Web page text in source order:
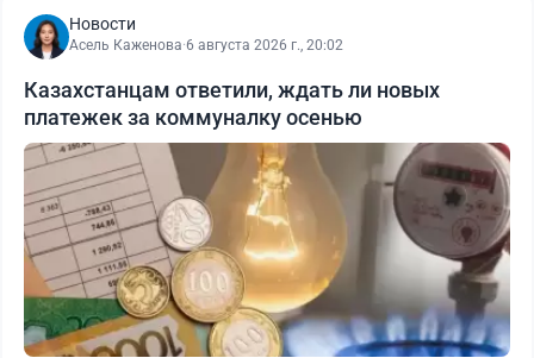
Новости
Асель Каженова·6 августа 2026 г., 20:02
Казахстанцам ответили, ждать ли новых
платежек за коммуналку осенью